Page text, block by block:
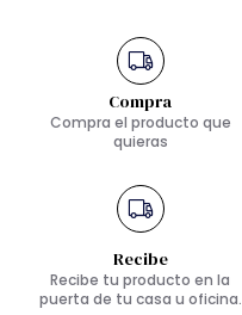
Compra
Compra el producto que
quieras
Recibe
Recibe tu producto en la
puerta de tu casa u oficina.